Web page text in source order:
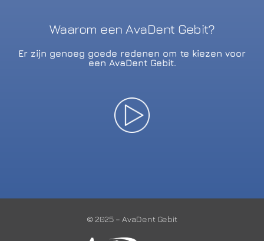
Waarom een AvaDent Gebit?
Er zijn genoeg goede redenen om te kiezen voor
een AvaDent Gebit.
© 2025 – AvaDent Gebit